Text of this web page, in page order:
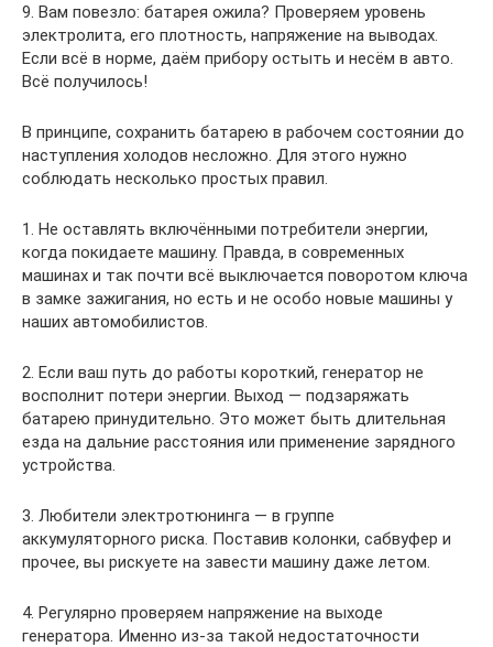
9. Вам повезло: батарея ожила? Проверяем уровень
электролита, его плотность, напряжение на выводах.
Если всё в норме, даём прибору остыть и несём в авто.
Всё получилось!
В принципе, сохранить батарею в рабочем состоянии до
наступления холодов несложно. Для этого нужно
соблюдать несколько простых правил.
1. Не оставлять включёнными потребители энергии,
когда покидаете машину. Правда, в современных
машинах и так почти всё выключается поворотом ключа
в замке зажигания, но есть и не особо новые машины у
наших автомобилистов.
2. Если ваш путь до работы короткий, генератор не
восполнит потери энергии. Выход — подзаряжать
батарею принудительно. Это может быть длительная
езда на дальние расстояния или применение зарядного
устройства.
3. Любители электротюнинга — в группе
аккумуляторного риска. Поставив колонки, сабвуфер и
прочее, вы рискуете на завести машину даже летом.
4. Регулярно проверяем напряжение на выходе
генератора. Именно из-за такой недостаточности